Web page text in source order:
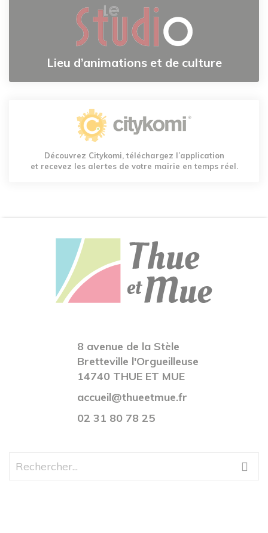
Lieu d’animations et de culture
Découvrez Citykomi, téléchargez l’application
et recevez les alertes de votre mairie en temps réel.
8 avenue de la Stèle
Bretteville l'Orgueilleuse
14740 THUE ET MUE
accueil@thueetmue.fr
02 31 80 78 25